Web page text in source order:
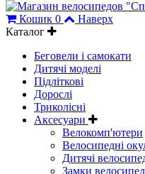
Кошик 0
Наверх
Каталог
Беговели і самокати
Дитячі моделі
Підліткові
Дорослі
Триколісні
Аксесуари
Велокомп'ютери
Велосипедні
Дитячі
Замки